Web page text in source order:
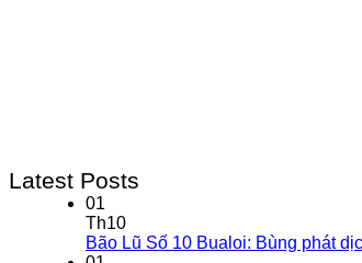
Latest Posts
01
Th10
Bão Lũ Số 10 Bualoi: Bùng phát